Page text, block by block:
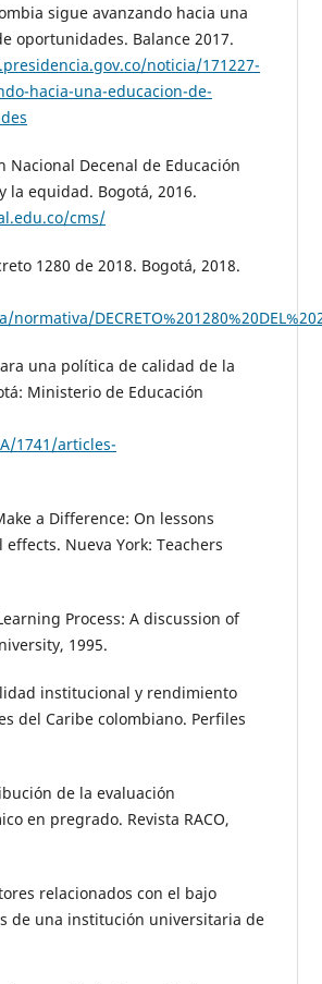
sigue avanzando hacia una
oportunidades. Balance 2017.
noticia/171227-
hacia-una-educacion-de-
Nacional Decenal de Educación
la equidad. Bogotá, 2016.
cms/
1280 de 2018. Bogotá, 2018.
una política de calidad de la
Ministerio de Educación
1741/articles-
a Difference: On lessons
Nueva York: Teachers
Process: A discussion of
1995.
institucional y rendimiento
del Caribe colombiano. Perfiles
de la evaluación
en pregrado. Revista RACO,
relacionados con el bajo
de una institución universitaria de